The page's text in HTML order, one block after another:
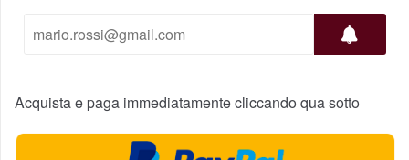
Acquista e paga immediatamente cliccando qua sotto